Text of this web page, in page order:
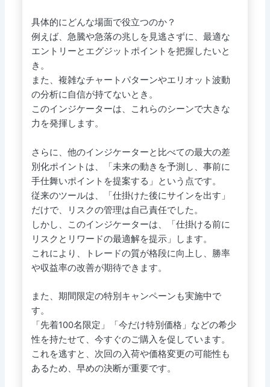
具体的にどんな場面で役立つのか？
例えば、急騰や急落の兆しを見逃さずに、最適な
エントリーとエグジットポイントを把握したいと
き。
また、複雑なチャートパターンやエリオット波動
の分析に自信が持てないとき。
このインジケーターは、これらのシーンで大きな
力を発揮します。
さらに、他のインジケーターと比べての最大の差
別化ポイントは、「未来の動きを予測し、事前に
手仕舞いポイントを提案する」という点です。
従来のツールは、「仕掛けた後にサインを出す」
だけで、リスクの管理は自己責任でした。
しかし、このインジケーターは、「仕掛ける前に
リスクとリワードの最適解を提示」します。
これにより、トレードの質が格段に向上し、勝率
や収益率の改善が期待できます。
また、期間限定の特別キャンペーンも実施中で
す。
「先着100名限定」「今だけ特別価格」などの希少
性を持たせて、今すぐのご購入を促しています。
これを逃すと、次回の入荷や価格変更の可能性も
あるため、早めの決断が重要です。